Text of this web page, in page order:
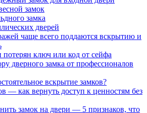
замок
замка
дверей
чаще всего поддаются вскрытию и
потерян ключ или код от сейфа
дверного замка от профессионалов
вскрытие замков?
— как вернуть доступ к ценностям без
замок на двери — 5 признаков, что